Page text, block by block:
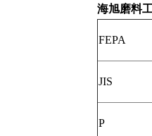
海旭磨料
FEPA
JIS
P